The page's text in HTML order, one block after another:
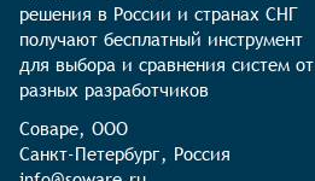
решения в России и странах СНГ
получают бесплатный инструмент
для выбора и сравнения систем от
разных разработчиков
Соваре, ООО
Санкт-Петербург, Россия